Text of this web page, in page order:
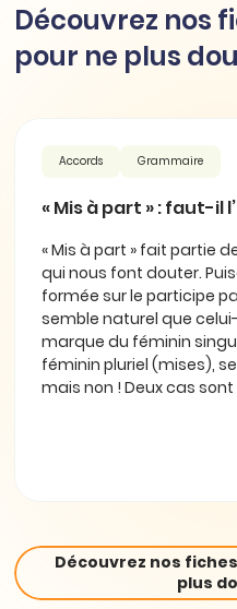
Découvrez nos
pour ne plus
Accords Grammaire
« Mis à part » : faut-il
« Mis à part » fait partie
qui nous font douter.
formée sur le participe
semble naturel que
marque du féminin
féminin pluriel (mises),
mais non ! Deux cas
Découvrez nos
plus